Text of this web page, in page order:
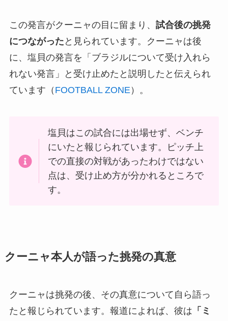
この発言がクーニャの目に留まり、 試合後の挑発
につながった と見られています。クーニャは後
に、塩貝の発言を「ブラジルについて受け入れら
れない発言」と受け止めたと説明したと伝えられ
ています（ FOOTBALL ZONE ）。
塩貝はこの試合には出場せず、ベンチ
にいたと報じられています。ピッチ上
での直接の対戦があったわけではない
点は、受け止め方が分かれるところで
す。
クーニャ本人が語った挑発の真意
クーニャは挑発の後、その真意について自ら語っ
たと報じられています。報道によれば、彼は 「ミ